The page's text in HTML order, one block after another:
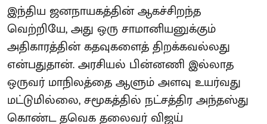
இந்திய ஜனநாயகத்தின் ஆகச்சிறந்த
வெற்றியே, அது ஒரு சாமானியனுக்கும்
அதிகாரத்தின் கதவுகளைத் திறக்கவல்லது
என்பதுதான். அரசியல் பின்னணி இல்லாத
ஒருவர் மாநிலத்தை ஆளும் அளவு உயர்வது
மட்டுமில்லை, சமூகத்தில் நட்சத்திர அந்தஸ்து
கொண்ட தவெக தலைவர் விஜய்